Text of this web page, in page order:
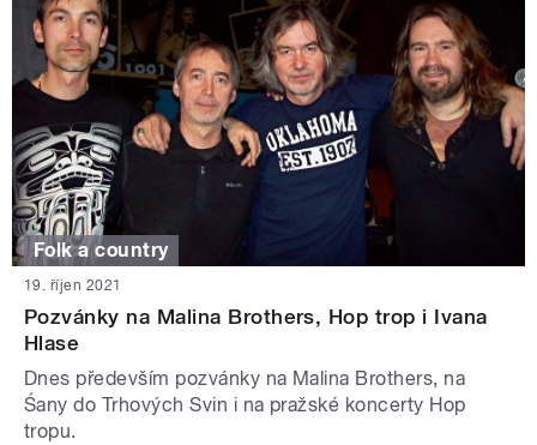
Folk a country
19. říjen 2021
Pozvánky na Malina Brothers, Hop trop i Ivana
Hlase
Dnes především pozvánky na Malina Brothers, na
Śany do Trhových Svin i na pražské koncerty Hop
tropu.